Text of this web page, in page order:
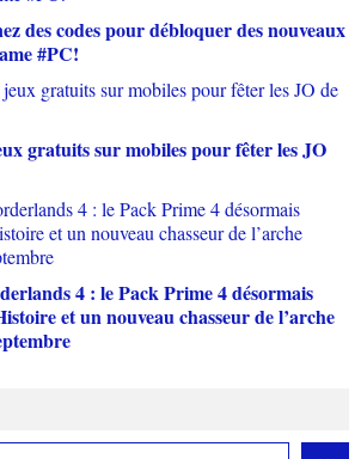
des codes pour débloquer des nouveaux
#PC!
gratuits sur mobiles pour fêter les JO
4 : le Pack Prime 4 désormais
et un nouveau chasseur de l’arche